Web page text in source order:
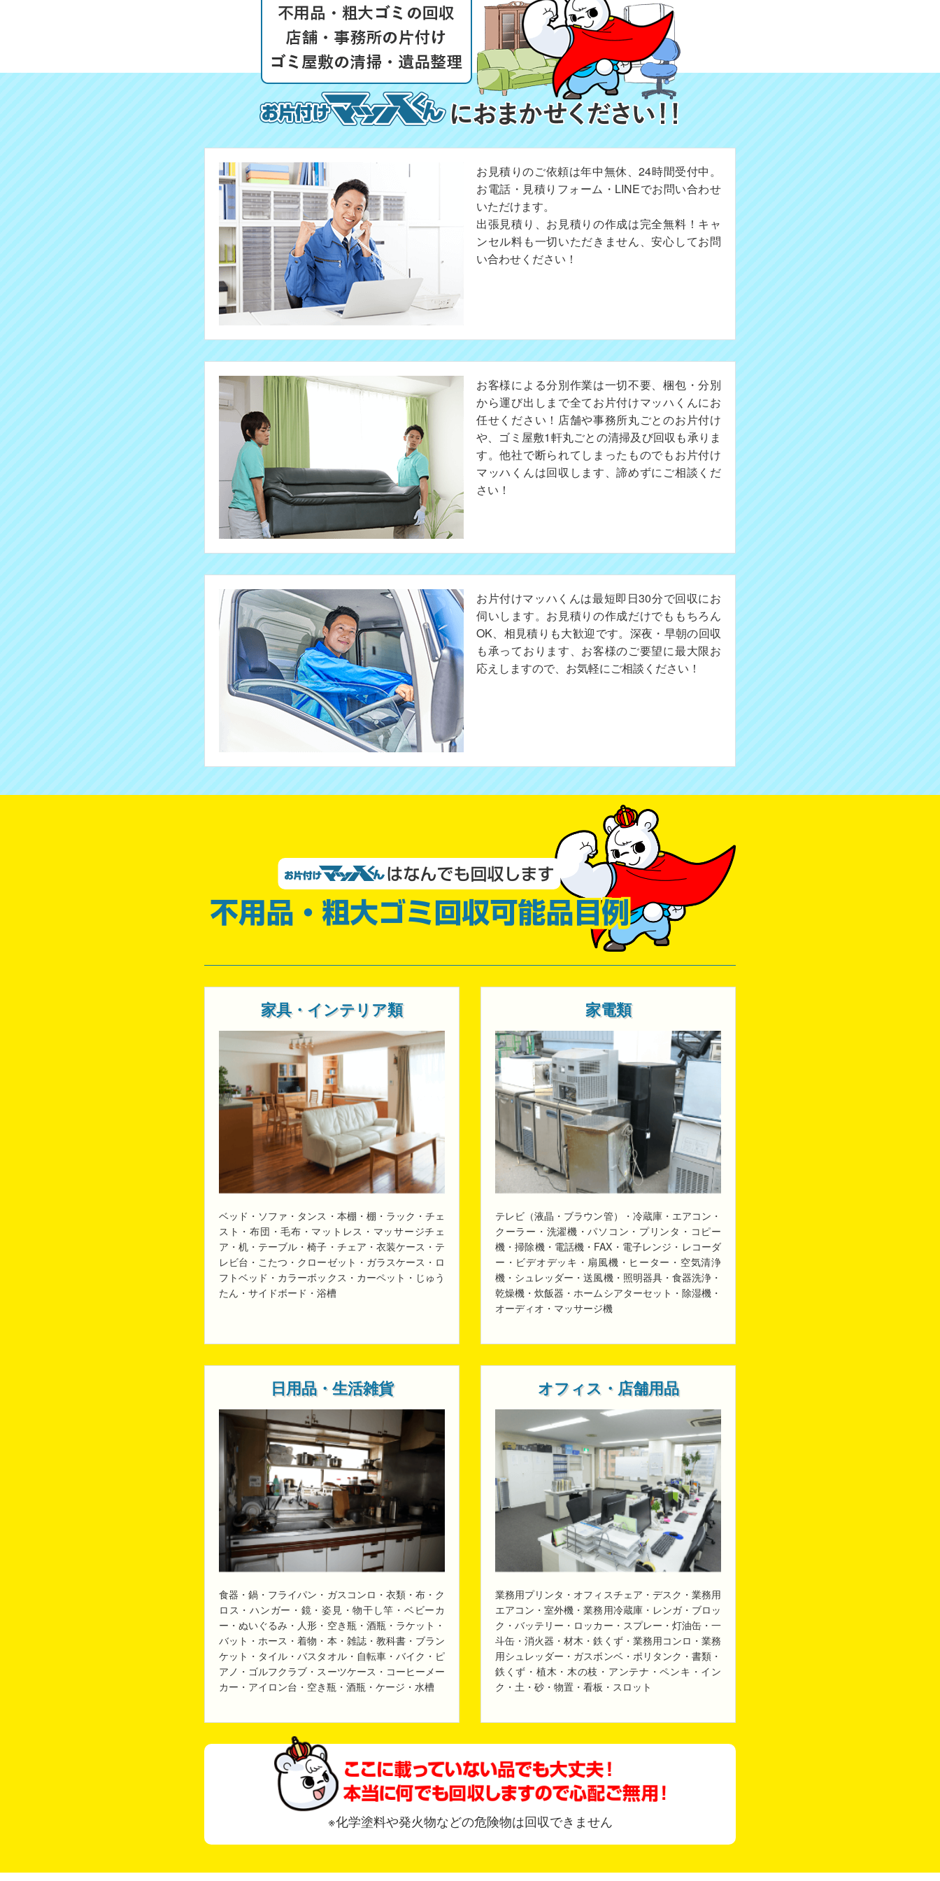
お見積りのご依頼は年中無休、24時間受付中。
お電話・見積りフォーム・LINEでお問い合わせ
いただけます。
出張見積り、お見積りの作成は完全無料！キャ
ンセル料も一切いただきません、安心してお問
い合わせください！
お客様による分別作業は一切不要、梱包・分別
から運び出しまで全てお片付けマッハくんにお
任せください！店舗や事務所丸ごとのお片付け
や、ゴミ屋敷1軒丸ごとの清掃及び回収も承りま
す。他社で断られてしまったものでもお片付け
マッハくんは回収します、諦めずにご相談くだ
さい！
お片付けマッハくんは最短即日30分で回収にお
伺いします。お見積りの作成だけでももちろん
OK、相見積りも大歓迎です。深夜・早朝の回収
も承っております、お客様のご要望に最大限お
応えしますので、お気軽にご相談ください！
家具・インテリア類
ベッド・ソファ・タンス・本棚・棚・ラック・チェ
スト・布団・毛布・マットレス・マッサージチェ
ア・机・テーブル・椅子・チェア・衣装ケース・テ
レビ台・こたつ・クローゼット・ガラスケース・ロ
フトベッド・カラーボックス・カーペット・じゅう
たん・サイドボード・浴槽
家電類
テレビ（液晶・ブラウン管）・冷蔵庫・エアコン・
クーラー・洗濯機・パソコン・プリンタ・コピー
機・掃除機・電話機・FAX・電子レンジ・レコーダ
ー・ビデオデッキ・扇風機・ヒーター・空気清浄
機・シュレッダー・送風機・照明器具・食器洗浄・
乾燥機・炊飯器・ホームシアターセット・除湿機・
オーディオ・マッサージ機
日用品・生活雑貨
食器・鍋・フライパン・ガスコンロ・衣類・布・ク
ロス・ハンガー・鏡・姿見・物干し竿・ベビーカ
ー・ぬいぐるみ・人形・空き瓶・酒瓶・ラケット・
バット・ホース・着物・本・雑誌・教科書・ブラン
ケット・タイル・バスタオル・自転車・バイク・ピ
アノ・ゴルフクラブ・スーツケース・コーヒーメー
カー・アイロン台・空き瓶・酒瓶・ケージ・水槽
オフィス・店舗用品
業務用プリンタ・オフィスチェア・デスク・業務用
エアコン・室外機・業務用冷蔵庫・レンガ・ブロッ
ク・バッテリー・ロッカー・スプレー・灯油缶・一
斗缶・消火器・材木・鉄くず・業務用コンロ・業務
用シュレッダー・ガスボンベ・ポリタンク・書類・
鉄くず・植木・木の枝・アンテナ・ペンキ・イン
ク・土・砂・物置・看板・スロット
※化学塗料や発火物などの危険物は回収できません